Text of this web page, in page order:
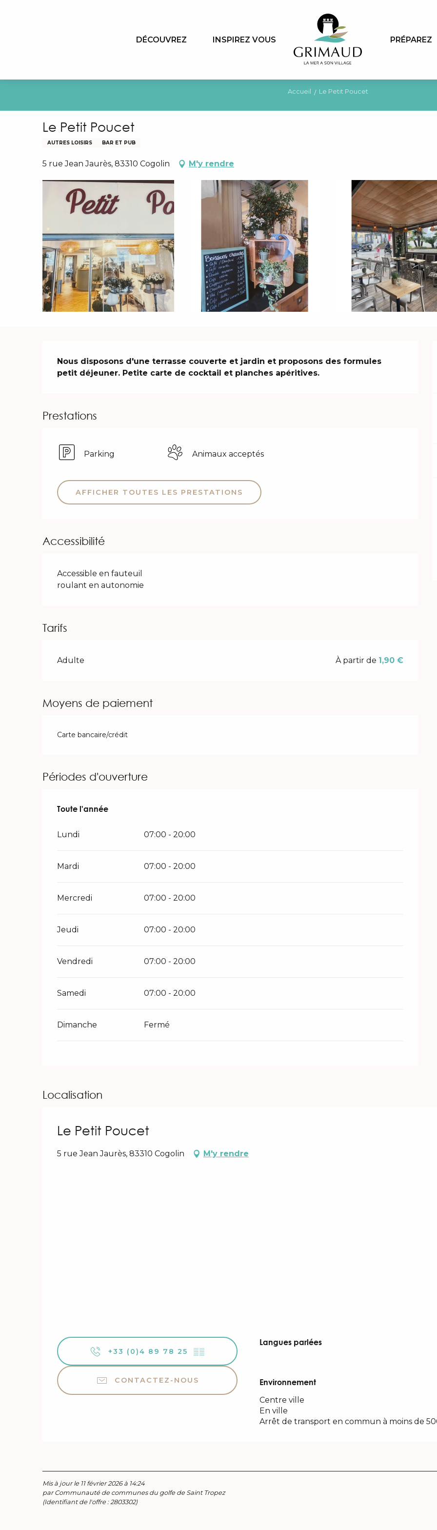
DÉCOUVREZ INSPIREZ VOUS PRÉPAREZ
Accueil Le Petit Poucet
Le Petit Poucet
AUTRES LOISIRS BAR ET PUB
5 rue Jean Jaurès, 83310 Cogolin M'y rendre
Description
Nous disposons d'une terrasse couverte et jardin et proposons des formules
petit déjeuner. Petite carte de cocktail et planches apéritives.
Prestations
Parking Animaux acceptés
AFFICHER TOUTES LES PRESTATIONS
Accessibilité
Accessible en fauteuil
roulant en autonomie
Tarifs
Tarifs 2026
Adulte À partir de 1,90 €
Moyens de paiement
Carte bancaire/crédit
Périodes d'ouverture
Toute l'année
Toute l'année
Lundi 07:00 - 20:00
Mardi 07:00 - 20:00
Mercredi 07:00 - 20:00
Jeudi 07:00 - 20:00
Vendredi 07:00 - 20:00
Samedi 07:00 - 20:00
Dimanche Fermé
Localisation
Le Petit Poucet
5 rue Jean Jaurès, 83310 Cogolin M'y rendre
+33 (0)4 89 78 25 ▒▒
CONTACTEZ-NOUS
Langues parlées
Langues parlées
Environnement
Environnement
Centre ville
En ville
Arrêt de transport en commun à moins de
Mis à jour le 11 février 2026 à 14:24
par Communauté de communes du golfe de Saint Tropez
(Identifiant de l'offre : 2803302)